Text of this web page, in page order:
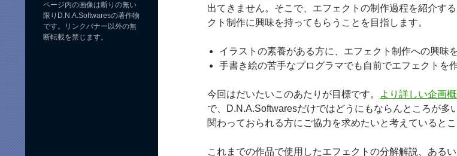
出てきません。そこで、エフェクトの制作過程を紹介す
クト制作に興味を持ってもらうことを目指します。
イラストの素養がある方に、エフェクト制作への興味
手書き絵の苦手なプログラマでも自前でエフェクトを
今回はだいたいこのあたりが目標です。 より詳しい企画
で、D.N.A.Softwaresだけではどうにもならんところが
関わっておられる方にご協力を求めたいと考えているとこ
これまでの作品で使用したエフェクトの分解解説、ある
ページ内の画像は断りの無い
限りD.N.A.Softwaresの著作物
です。リンクバナー以外の無
断転載を禁じます。